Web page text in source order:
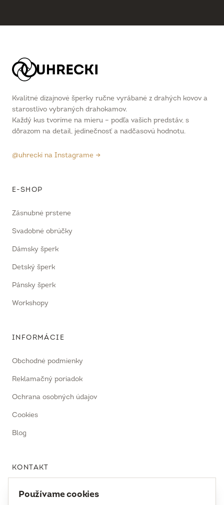
Kvalitné dizajnové šperky ručne vyrábané z drahých kovov a
starostlivo vybraných drahokamov.
Každý kus tvoríme na mieru – podľa vašich predstáv, s
dôrazom na detail, jedinečnosť a nadčasovú hodnotu.
@uhrecki na Instagrame →
E-SHOP
Zásnubné prstene
Svadobné obrúčky
Dámsky šperk
Detský šperk
Pánsky šperk
Workshopy
INFORMÁCIE
Obchodné podmienky
Reklamačný poriadok
Ochrana osobných údajov
Cookies
Blog
KONTAKT
Používame cookies